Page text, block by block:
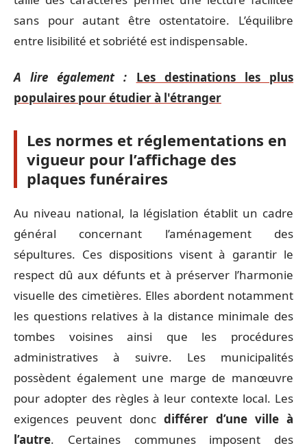
sans pour autant être ostentatoire. L’équilibre
entre lisibilité et sobriété est indispensable.
A lire également :
Les destinations les plus
populaires pour étudier à l'étranger
Les normes et réglementations en
vigueur pour l’affichage des
plaques funéraires
Au niveau national, la législation établit un cadre
général concernant l’aménagement des
sépultures. Ces dispositions visent à garantir le
respect dû aux défunts et à préserver l’harmonie
visuelle des cimetières. Elles abordent notamment
les questions relatives à la distance minimale des
tombes voisines ainsi que les procédures
administratives à suivre. Les municipalités
possèdent également une marge de manœuvre
pour adopter des règles à leur contexte local. Les
exigences peuvent donc différer d’une ville à
l’autre. Certaines communes imposent des